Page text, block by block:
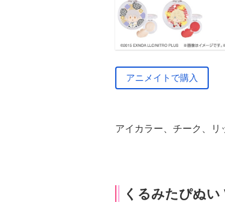
アニメイトで購入
アイカラー、チーク、リ
くるみたぴぬい